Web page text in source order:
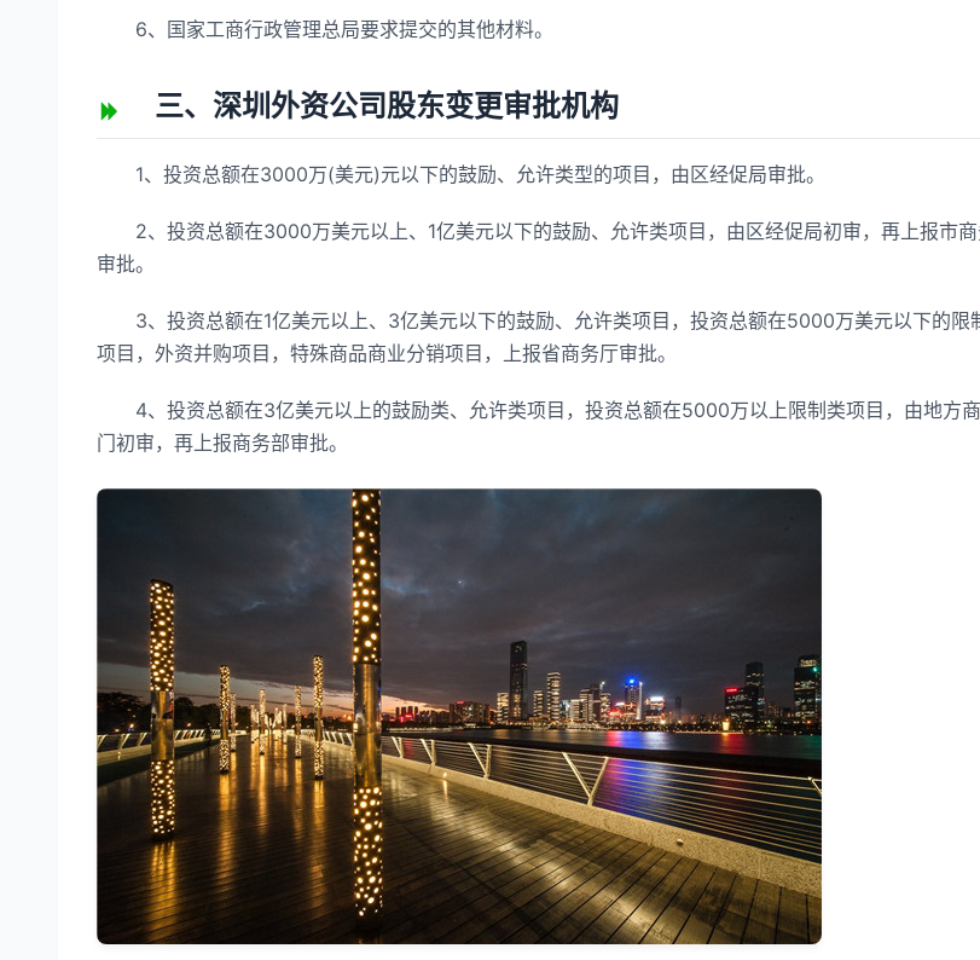
6、国家工商行政管理总局要求提交的其他材料。
三、深圳外资公司股东变更审批机构
1、投资总额在3000万(美元)元以下的鼓励、允许类型的项目，由区经促局审批。
2、投资总额在3000万美元以上、1亿美元以下的鼓励、允许类项目，由区经促局初审，再上报市商
审批。
3、投资总额在1亿美元以上、3亿美元以下的鼓励、允许类项目，投资总额在5000万美元以下的限
项目，外资并购项目，特殊商品商业分销项目，上报省商务厅审批。
4、投资总额在3亿美元以上的鼓励类、允许类项目，投资总额在5000万以上限制类项目，由地方
门初审，再上报商务部审批。